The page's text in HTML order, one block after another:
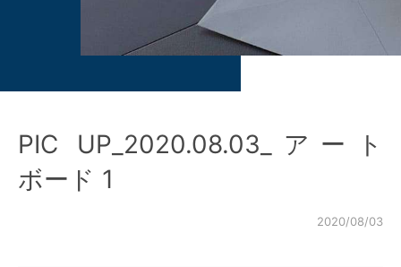
PIC UP_2020.08.03_アート
ボード 1
2020/08/03